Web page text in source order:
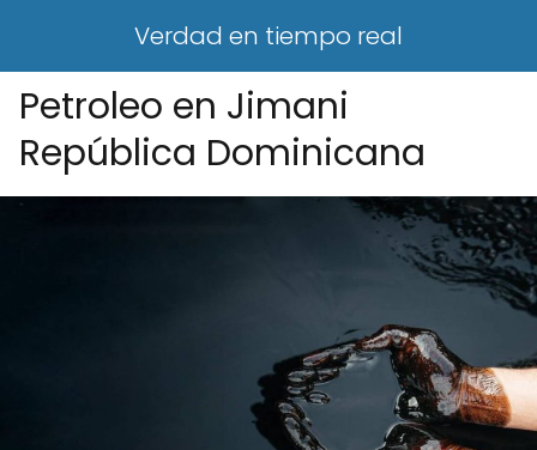
Verdad en tiempo real
Petroleo en Jimani
República Dominicana